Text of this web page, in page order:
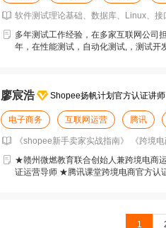
软件测试理论基础、数据库、Linux、
多年测试工作经验，在多家互联网公司
年，在性能测试，自动化测试,，测试开
廖宸浩 Shopee扬帆计划官方认证讲师
电子商务 互联网运营 腾讯
《shopee新手卖家实战指南》 《跨境
★赣州微燃教育联合创始人兼跨境电商
证运营导师 ★腾讯课堂跨境电商官方认
1